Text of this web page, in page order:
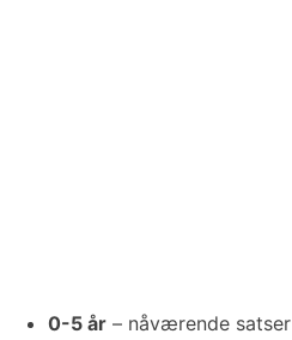
0-5 år – nåværende satser